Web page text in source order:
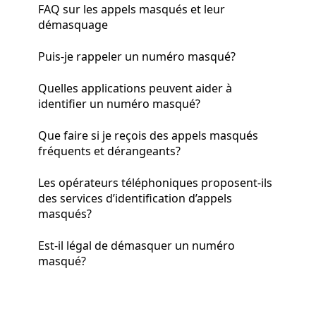
FAQ sur les appels masqués et leur
démasquage
Puis-je rappeler un numéro masqué?
Quelles applications peuvent aider à
identifier un numéro masqué?
Que faire si je reçois des appels masqués
fréquents et dérangeants?
Les opérateurs téléphoniques proposent-ils
des services d’identification d’appels
masqués?
Est-il légal de démasquer un numéro
masqué?